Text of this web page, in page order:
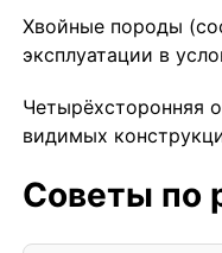
Хвойные породы
эксплуатации в
Четырёхсторонняя
видимых
Советы по